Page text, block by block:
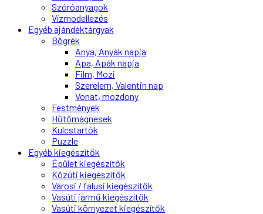
Szóróanyagok
Vízmodellezés
Egyéb ajándéktárgyak
Bögrék
Anya, Anyák napja
Apa, Apák napja
Film, Mozi
Szerelem, Valentin nap
Vonat, mozdony
Festmények
Hűtőmágnesek
Kulcstartók
Puzzle
Egyéb kiegészítők
Épület kiegészítők
Közúti kiegészítők
Városi / falusi kiegészítők
Vasúti jármű kiegészítők
Vasúti környezet kiegészítők